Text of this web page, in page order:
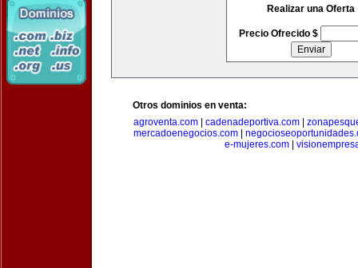
Realizar una Oferta
Precio Ofrecido $
Otros dominios en venta:
agroventa.com
cadenadeportiva.com
mercadoenegocios.com
e-mujeres.com